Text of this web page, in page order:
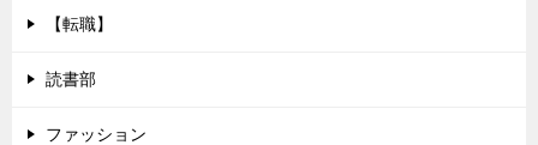
【転職】
読書部
ファッション